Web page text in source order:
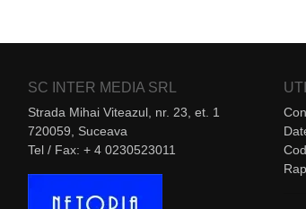
SC INTER MEDIA SRL
Strada Mihai Viteazul, nr. 23, et. 1
720059, Suceava
Tel / Fax: + 4 0230523011